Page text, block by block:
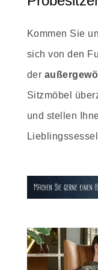
Kommen Sie
sich von den
der
Sitzmöbel
und stellen